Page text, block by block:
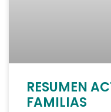
RESUMEN
FAMILIAS